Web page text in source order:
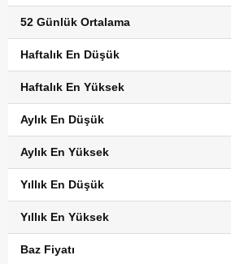
52 Günlük Ortalama
Haftalık En Düşük
Haftalık En Yüksek
Aylık En Düşük
Aylık En Yüksek
Yıllık En Düşük
Yıllık En Yüksek
Baz Fiyatı